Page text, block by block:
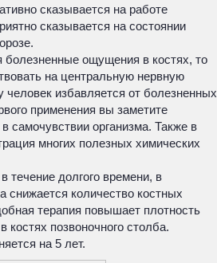
сказывается на работе
сказывается на состоянии
болезненные ощущения в костях, то
на центральную нервную
человек избавляется от болезненных
применения вы заметите
самочувствии организма. Также в
многих полезных химических
течение долгого времени, в
снижается количество костных
терапия повышает плотность
костях позвоночного столба.
на 5 лет.